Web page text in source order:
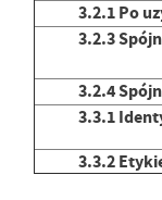
3.2.1 Po
3.2.3
3.2.4
3.3.1
3.3.2